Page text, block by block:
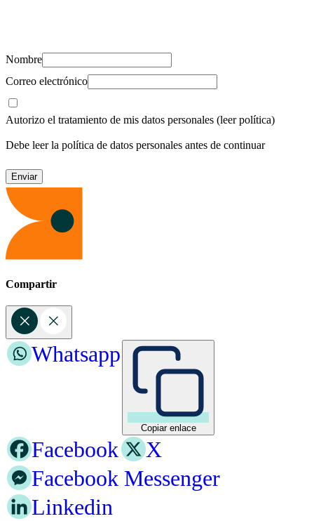
Nombre
Correo electrónico
Autorizo el tratamiento de mis datos personales (leer política)
Debe leer la política de datos personales antes de continuar
Compartir
Copiar enlace
Whatsapp
Facebook
X
Facebook Messenger
Linkedin